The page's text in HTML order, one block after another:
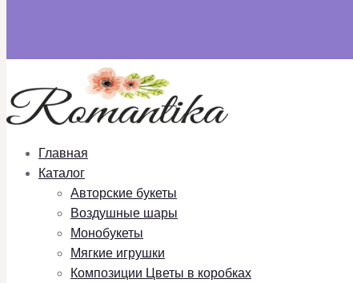
Главная
Каталог
Авторские букеты
Воздушные шары
Монобукеты
Мягкие игрушки
Композиции Цветы в коробках